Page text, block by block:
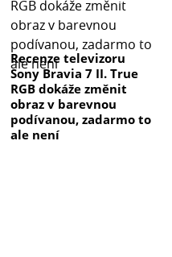
Recenze televizoru
Sony Bravia 7 II. True
RGB dokáže změnit
obraz v barevnou
podívanou, zadarmo to
ale není